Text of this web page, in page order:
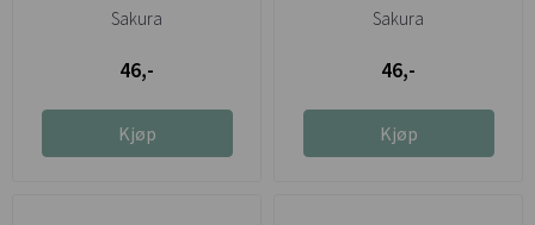
Sakura
46,-
Kjøp
Sakura
46,-
Kjøp